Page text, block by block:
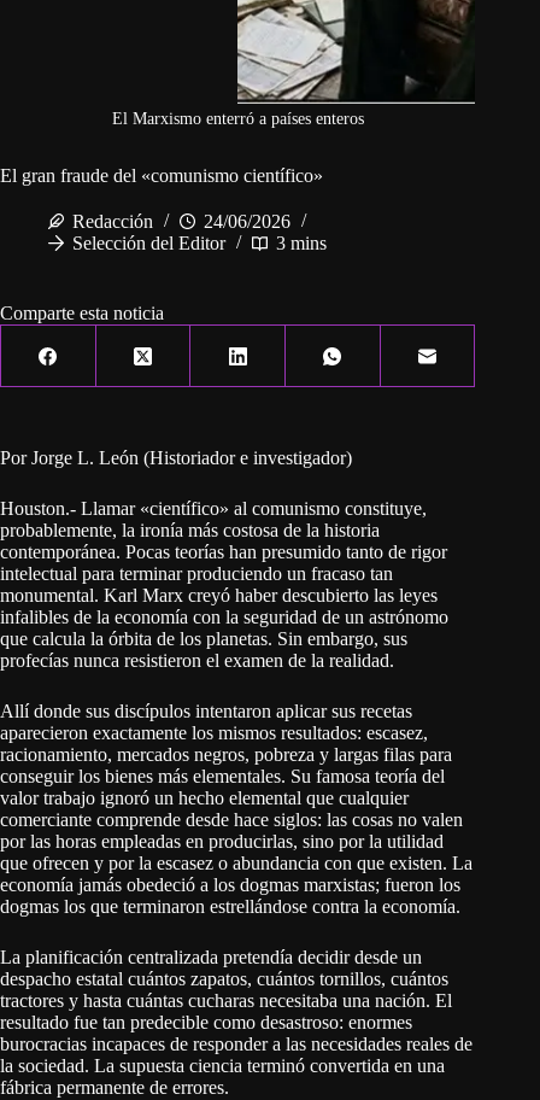
El Marxismo enterró a países enteros
El gran fraude del «comunismo científico»
Redacción
24/06/2026
Selección del Editor
3 mins
Comparte esta noticia
Por Jorge L. León (Historiador e investigador)
Houston.- Llamar «científico» al comunismo constituye,
probablemente, la ironía más costosa de la historia
contemporánea. Pocas teorías han presumido tanto de rigor
intelectual para terminar produciendo un fracaso tan
monumental. Karl Marx creyó haber descubierto las leyes
infalibles de la economía con la seguridad de un astrónomo
que calcula la órbita de los planetas. Sin embargo, sus
profecías nunca resistieron el examen de la realidad.
Allí donde sus discípulos intentaron aplicar sus recetas
aparecieron exactamente los mismos resultados: escasez,
racionamiento, mercados negros, pobreza y largas filas para
conseguir los bienes más elementales. Su famosa teoría del
valor trabajo ignoró un hecho elemental que cualquier
comerciante comprende desde hace siglos: las cosas no valen
por las horas empleadas en producirlas, sino por la utilidad
que ofrecen y por la escasez o abundancia con que existen. La
economía jamás obedeció a los dogmas marxistas; fueron los
dogmas los que terminaron estrellándose contra la economía.
La planificación centralizada pretendía decidir desde un
despacho estatal cuántos zapatos, cuántos tornillos, cuántos
tractores y hasta cuántas cucharas necesitaba una nación. El
resultado fue tan predecible como desastroso: enormes
burocracias incapaces de responder a las necesidades reales de
la sociedad. La supuesta ciencia terminó convertida en una
fábrica permanente de errores.